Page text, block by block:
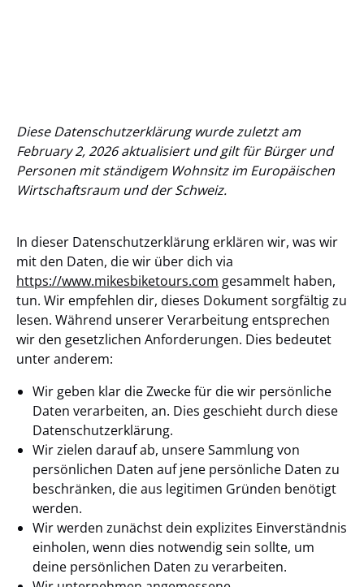
Diese Datenschutzerklärung wurde zuletzt am
February 2, 2026 aktualisiert und gilt für Bürger und
Personen mit ständigem Wohnsitz im Europäischen
Wirtschaftsraum und der Schweiz.
In dieser Datenschutzerklärung erklären wir, was wir
mit den Daten, die wir über dich via
https://www.mikesbiketours.com gesammelt haben,
tun. Wir empfehlen dir, dieses Dokument sorgfältig zu
lesen. Während unserer Verarbeitung entsprechen
wir den gesetzlichen Anforderungen. Dies bedeutet
unter anderem:
Wir geben klar die Zwecke für die wir persönliche
Daten verarbeiten, an. Dies geschieht durch diese
Datenschutzerklärung.
Wir zielen darauf ab, unsere Sammlung von
persönlichen Daten auf jene persönliche Daten zu
beschränken, die aus legitimen Gründen benötigt
werden.
Wir werden zunächst dein explizites Einverständnis
einholen, wenn dies notwendig sein sollte, um
deine persönlichen Daten zu verarbeiten.